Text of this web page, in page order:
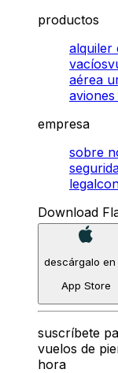
productos
alquiler
vacíos
aérea
empresa
sobre
legal
Download
descárgalo en
App Store
suscríbete
vuelos de
hora